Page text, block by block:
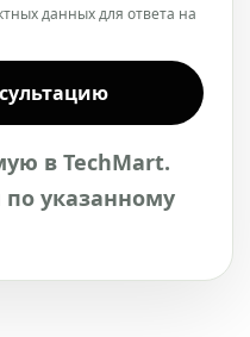
данных для ответа на
в TechMart.
указанному